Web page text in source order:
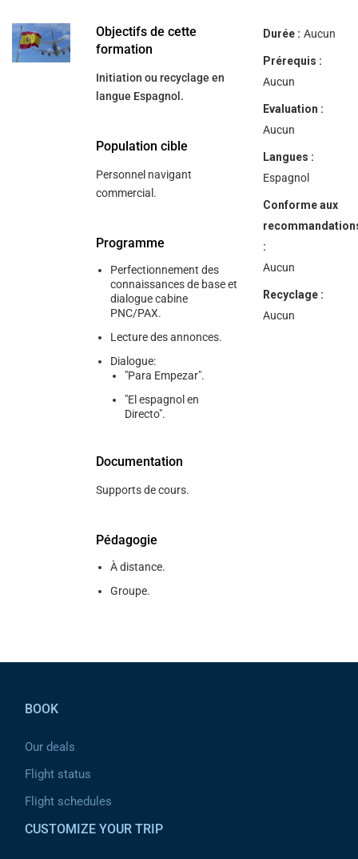
navigate
and
interact
Objectifs de cette
formation
Initiation ou recyclage en
langue Espagnol.
Population cible
Personnel navigant
commercial.
Programme
Perfectionnement des
connaissances de base et
dialogue cabine
PNC/PAX.
Lecture des annonces.
Dialogue:
"Para Empezar".
"El espagnol en
Directo".
Documentation
Supports de cours.
Pédagogie
À distance.
Groupe.
Durée : Aucun
Prérequis :
Aucun
Evaluation :
Aucun
Langues :
Espagnol
Conforme aux
:
Aucun
Recyclage :
Aucun
BOOK
Our deals
Flight status
Flight schedules
CUSTOMIZE YOUR TRIP